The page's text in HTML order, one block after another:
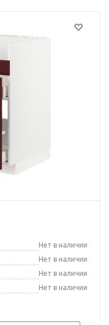
Нет в наличии
Нет в наличии
Нет в наличии
Нет в наличии